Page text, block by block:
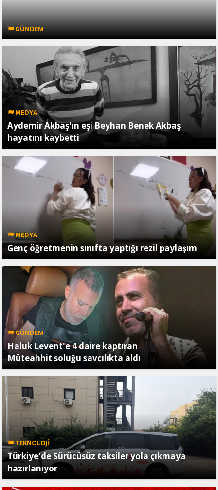
GÜNDEM
MEDYA
Aydemir Akbaş'ın eşi Beyhan Benek Akbaş
hayatını kaybetti
MEDYA
Genç öğretmenin sınıfta yaptığı rezil paylaşım
GÜNDEM
Haluk Levent'e 4 daire kaptıran
Müteahhit soluğu savcılıkta aldı
TEKNOLOJİ
Türkiye'de Sürücüsüz taksiler yola çıkmaya
hazırlanıyor